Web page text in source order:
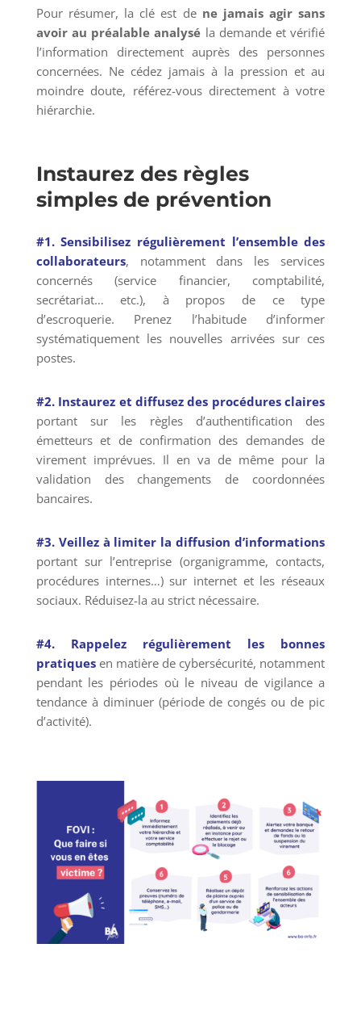
Pour résumer, la clé est de ne jamais agir sans
avoir au préalable analysé la demande et vérifié
l’information directement auprès des personnes
concernées. Ne cédez jamais à la pression et au
moindre doute, référez-vous directement à votre
hiérarchie.
Instaurez des règles
simples de prévention
#1. Sensibilisez régulièrement l’ensemble des
collaborateurs, notamment dans les services
concernés (service financier, comptabilité,
secrétariat… etc.), à propos de ce type
d’escroquerie. Prenez l’habitude d’informer
systématiquement les nouvelles arrivées sur ces
postes.
#2. Instaurez et diffusez des procédures claires
portant sur les règles d’authentification des
émetteurs et de confirmation des demandes de
virement imprévues. Il en va de même pour la
validation des changements de coordonnées
bancaires.
#3. Veillez à limiter la diffusion d’informations
portant sur l’entreprise (organigramme, contacts,
procédures internes…) sur internet et les réseaux
sociaux. Réduisez-la au strict nécessaire.
#4. Rappelez régulièrement les bonnes
pratiques en matière de cybersécurité, notamment
pendant les périodes où le niveau de vigilance a
tendance à diminuer (période de congés ou de pic
d’activité).